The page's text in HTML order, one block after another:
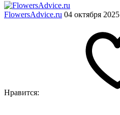
FlowersAdvice.ru 04 октября 2025
Нравится: